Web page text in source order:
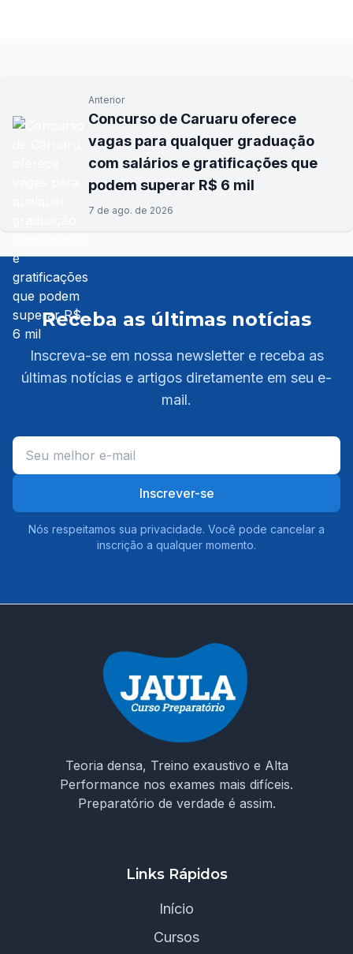
Anterior
Concurso de Caruaru oferece
vagas para qualquer graduação
com salários e gratificações que
podem superar R$ 6 mil
7 de ago. de 2026
Receba as últimas notícias
Inscreva-se em nossa newsletter e receba as
últimas notícias e artigos diretamente em seu e-
mail.
Inscrever-se
Nós respeitamos sua privacidade. Você pode cancelar a
inscrição a qualquer momento.
Teoria densa, Treino exaustivo e Alta
Performance nos exames mais difíceis.
Preparatório de verdade é assim.
Links Rápidos
Início
Cursos